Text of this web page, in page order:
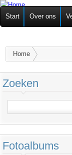
Federatie
Start Over ons
U bent hier
Home
Zoeken
Fotoalbums